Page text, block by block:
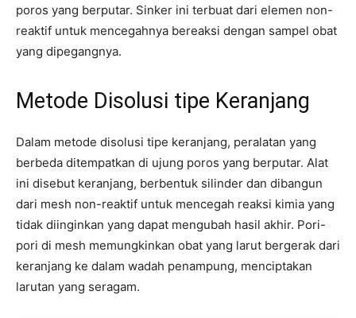
poros yang berputar. Sinker ini terbuat dari elemen non-
reaktif untuk mencegahnya bereaksi dengan sampel obat
yang dipegangnya.
Metode Disolusi tipe Keranjang
Dalam metode disolusi tipe keranjang, peralatan yang
berbeda ditempatkan di ujung poros yang berputar. Alat
ini disebut keranjang, berbentuk silinder dan dibangun
dari mesh non-reaktif untuk mencegah reaksi kimia yang
tidak diinginkan yang dapat mengubah hasil akhir. Pori-
pori di mesh memungkinkan obat yang larut bergerak dari
keranjang ke dalam wadah penampung, menciptakan
larutan yang seragam.